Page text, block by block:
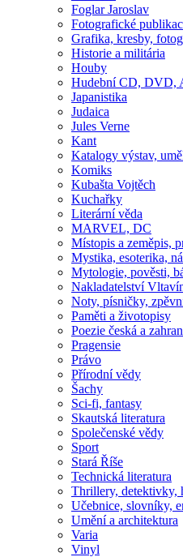
Foglar Jaroslav
Fotografické
Grafika, kresby,
Historie a militária
Houby
Hudební CD, DVD,
Japanistika
Judaica
Jules Verne
Kant
Katalogy výstav,
Komiks
Kubašta Vojtěch
Kuchařky
Literární věda
MARVEL, DC
Místopis a zeměpis,
Mystika, esoterika,
Mytologie, pověsti,
Nakladatelství
Noty, písničky,
Paměti a životopisy
Poezie česká a
Pragensie
Právo
Přírodní vědy
Šachy
Sci-fi, fantasy
Skautská literatura
Společenské vědy
Sport
Stará Říše
Technická literatura
Thrillery, detektivky,
Učebnice, slovníky,
Umění a architektura
Varia
Vinyl